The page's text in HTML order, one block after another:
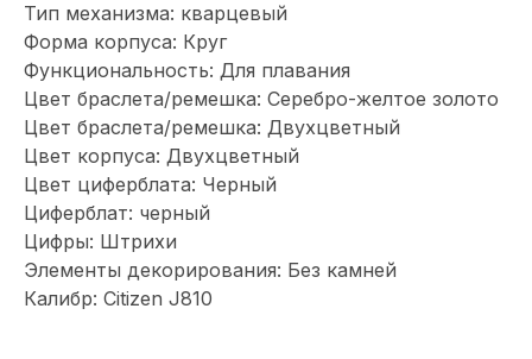
Тип механизма: кварцевый
Форма корпуса: Круг
Функциональность: Для плавания
Цвет браслета/ремешка: Серебро-желтое золото
Цвет браслета/ремешка: Двухцветный
Цвет корпуса: Двухцветный
Цвет циферблата: Черный
Циферблат: черный
Цифры: Штрихи
Элементы декорирования: Без камней
Калибр: Citizen J810